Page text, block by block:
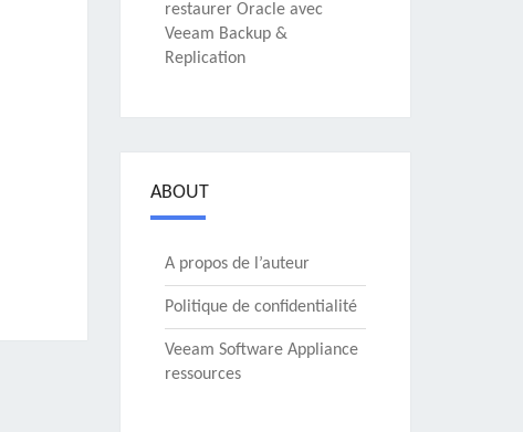
restaurer Oracle avec
Veeam Backup &
Replication
ABOUT
A propos de l’auteur
Politique de confidentialité
Veeam Software Appliance
ressources